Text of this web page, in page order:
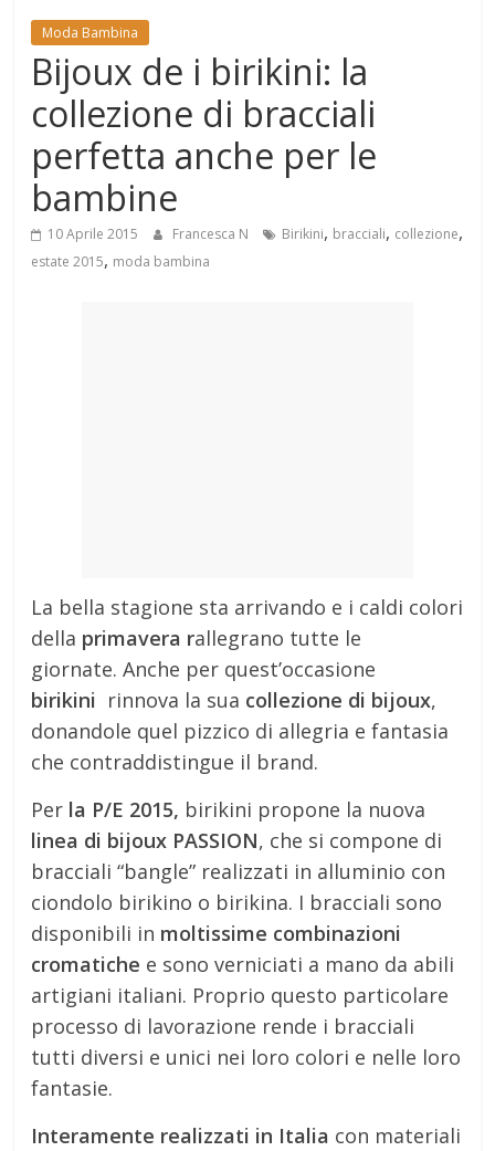
Moda Bambina
Bijoux de i birikini: la
collezione di bracciali
perfetta anche per le
bambine
10 Aprile 2015 Francesca N Birikini, bracciali, collezione,
estate 2015, moda bambina
La bella stagione sta arrivando e i caldi colori
della primavera rallegrano tutte le
giornate. Anche per quest’occasione
birikini rinnova la sua collezione di bijoux,
donandole quel pizzico di allegria e fantasia
che contraddistingue il brand.
Per la P/E 2015, birikini propone la nuova
linea di bijoux PASSION, che si compone di
bracciali “bangle” realizzati in alluminio con
ciondolo birikino o birikina. I bracciali sono
disponibili in moltissime combinazioni
cromatiche e sono verniciati a mano da abili
artigiani italiani. Proprio questo particolare
processo di lavorazione rende i bracciali
tutti diversi e unici nei loro colori e nelle loro
fantasie.
Interamente realizzati in Italia con materiali